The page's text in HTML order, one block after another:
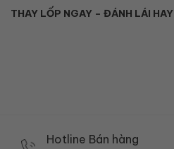
THAY LỐP NGAY – ĐÁNH LÁI HAY
Hotline Bán hàng